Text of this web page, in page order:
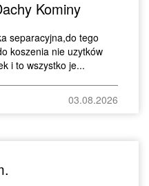
Kominy
separacyjna,do tego
koszenia nie uzytków
i to wszystko je...
03.08.2026